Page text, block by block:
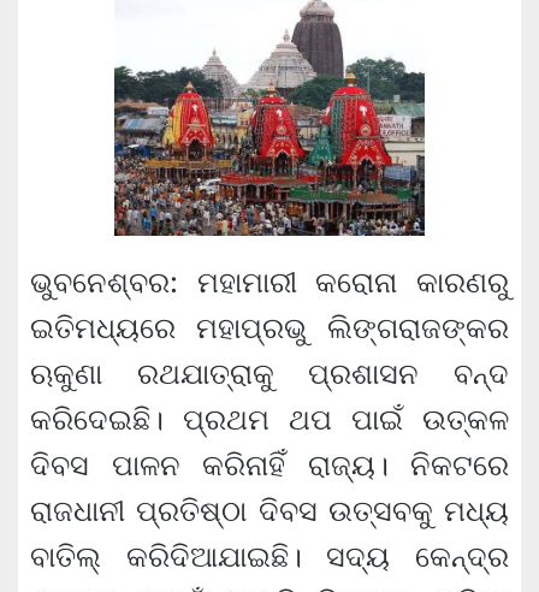
ଭୁବନେଶ୍ବର: ମହାମାରୀ କରୋନା କାରଣରୁ
ଇତିମଧ୍ୟରେ ମହାପ୍ରଭୁ ଲିଙ୍ଗରାଜଙ୍କର
ଋକୁଣା ରଥଯାତ୍ରାକୁ ପ୍ରଶାସନ ବନ୍ଦ
କରିଦେଇଛି। ପ୍ରଥମ ଥପ ପାଇଁ ଉତ୍କଳ
ଦିବସ ପାଳନ କରିନାହିଁ ରାଜ୍ୟ। ନିକଟରେ
ରାଜଧାନୀ ପ୍ରତିଷ୍ଠା ଦିବସ ଉତ୍ସବକୁ ମଧ୍ୟ
ବାତିଲ୍ କରିଦିଆଯାଇଛି। ସଦ୍ୟ କେନ୍ଦ୍ର